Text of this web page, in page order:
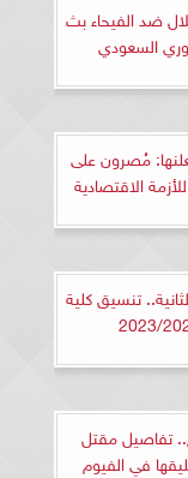
ضد الفيحاء بث
السعودي
مُصرون على
الاقتصادية
تنسيق كلية
تفاصيل مقتل
في الفيوم